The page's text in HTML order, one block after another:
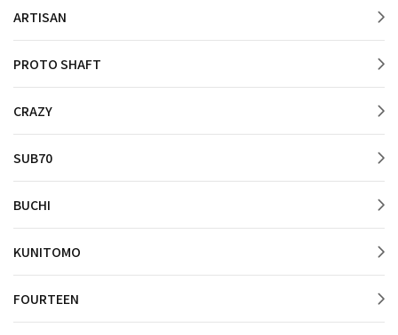
ARTISAN
PROTO SHAFT
CRAZY
SUB70
BUCHI
KUNITOMO
FOURTEEN